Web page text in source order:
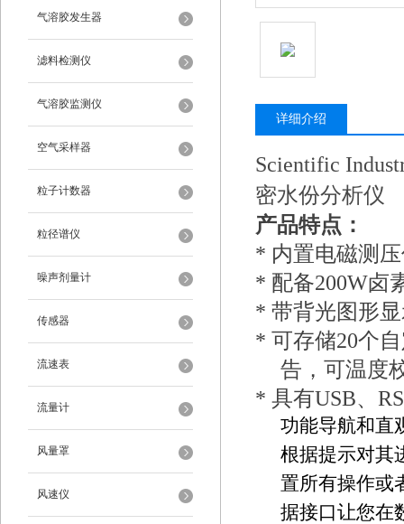
气溶胶发生器
滤料检测仪
气溶胶监测仪
空气采样器
粒子计数器
粒径谱仪
噪声剂量计
传感器
流速表
流量计
风量罩
风速仪
详细介绍
Scientific
密水份分析仪
产品特点：
* 内置电磁测
* 配备200W卤
* 带背光图形
* 可存储20个
告，可温度
* 具有USB、
功能导航和直
根据提示对其
置所有操作或
据接口让您在